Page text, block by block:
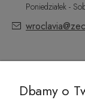
Poniedziałek -
Dbamy o